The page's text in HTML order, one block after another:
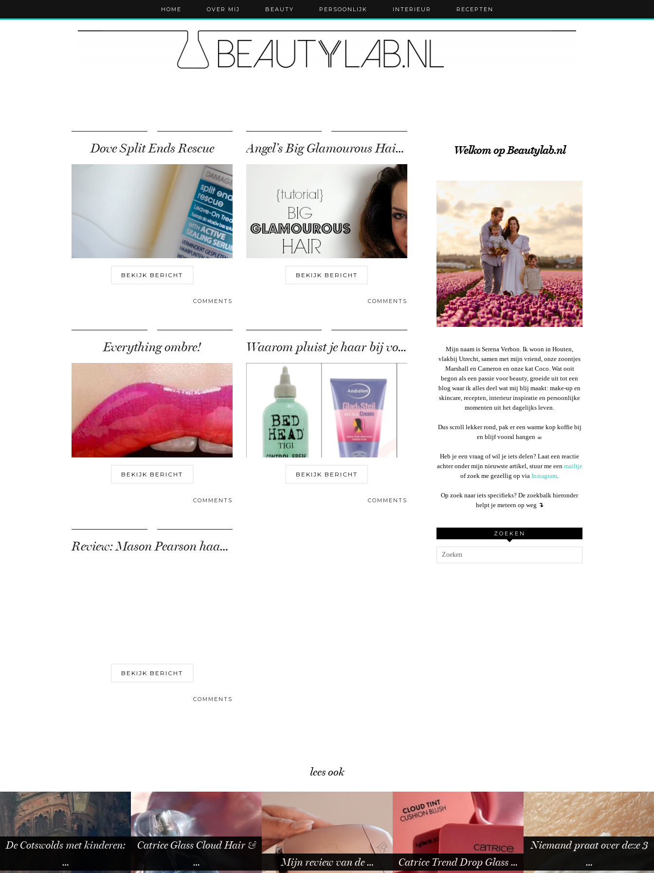
HOME OVER MIJ BEAUTY PERSOONLIJK INTERIEUR RECEPTEN
Dove Split Ends Rescue
BEKIJK BERICHT
COMMENTS
Angel’s Big Glamourous Hair Routine
BEKIJK BERICHT
COMMENTS
Everything ombre!
BEKIJK BERICHT
COMMENTS
Waarom pluist je haar bij vochtig weer?
BEKIJK BERICHT
COMMENTS
Review: Mason Pearson haarborstel
BEKIJK BERICHT
COMMENTS
Welkom op Beautylab.nl
Mijn naam is Serena Verbon. Ik woon in Houten,
vlakbij Utrecht, samen met mijn vriend, onze zoontjes
Marshall en Cameron en onze kat Coco. Wat ooit
begon als een passie voor beauty, groeide uit tot een
blog waar ik alles deel wat mij blij maakt: make-up en
skincare, recepten, interieur inspiratie en persoonlijke
momenten uit het dagelijks leven.
Dus scroll lekker rond, pak er een warme kop koffie bij
en blijf vooral hangen ☕︎
Heb je een vraag of wil je iets delen? Laat een reactie
achter onder mijn nieuwste artikel, stuur me een mailtje
of zoek me gezellig op via Instagram.
Op zoek naar iets specifieks? De zoekbalk hieronder
helpt je meteen op weg ↴
ZOEKEN
lees ook
De Cotswolds met kinderen:
…
Catrice Glass Cloud Hair &
…
Mijn review van de … Catrice Trend Drop Glass …
Niemand praat over deze 3
…